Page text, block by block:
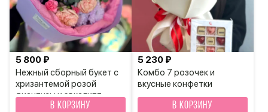
Нежный сборный букет с
хризантемой розой
диантусы и эвкалипт
5 800 ₽
В КОРЗИНУ
Комбо 7 розочек и
вкусные конфетки
5 230 ₽
В КОРЗИНУ